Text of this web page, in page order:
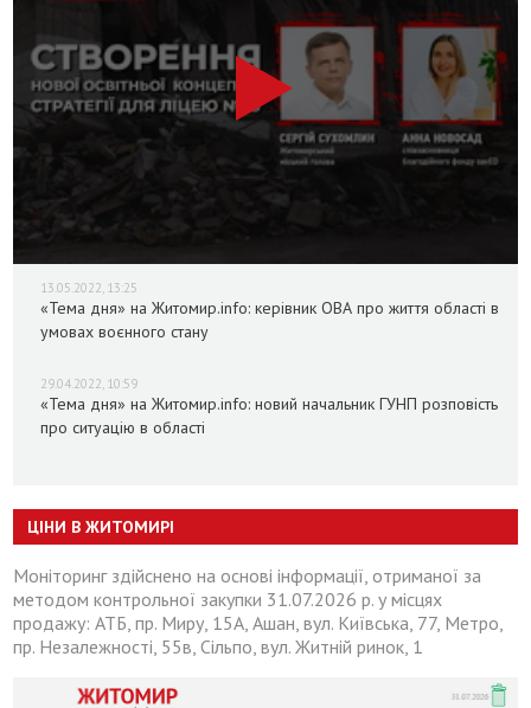
13.05.2022, 13:25
«Тема дня» на Житомир.info: керівник ОВА про життя області в
умовах воєнного стану
29.04.2022, 10:59
«Тема дня» на Житомир.info: новий начальник ГУНП розповість
про ситуацію в області
ЦІНИ В ЖИТОМИРІ
Моніторинг здійснено на основі інформації, отриманої за
методом контрольної закупки 31.07.2026 р. у місцях
продажу: АТБ, пр. Миру, 15А, Ашан, вул. Київська, 77, Метро,
пр. Незалежності, 55в, Сільпо, вул. Житній ринок, 1